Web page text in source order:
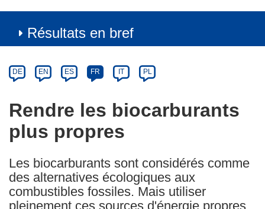
Résultats en bref
Category
Article
available
the
following
languages:
DE EN ES FR IT PL
Rendre les biocarburants
plus propres
Les biocarburants sont considérés comme
des alternatives écologiques aux
combustibles fossiles. Mais utiliser
pleinement ces sources d'énergie propres